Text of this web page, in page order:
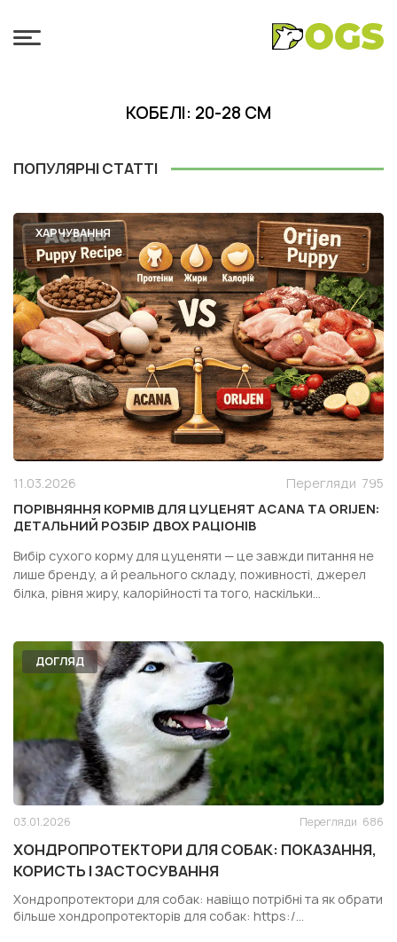
КОБЕЛІ: 20-28 СМ
ПОПУЛЯРНІ СТАТТІ
ХАРЧУВАННЯ
11.03.2026 Перегляди 795
ПОРІВНЯННЯ КОРМІВ ДЛЯ ЦУЦЕНЯТ ACANA ТА ORIJEN:
ДЕТАЛЬНИЙ РОЗБІР ДВОХ РАЦІОНІВ
Вибір сухого корму для цуценяти — це завжди питання не
лише бренду, а й реального складу, поживності, джерел
білка, рівня жиру, калорійності та того, наскільки
одного сегмента — Acana Puppy Recipe і Orijen Pupp...
ДОГЛЯД
03.01.2026 Перегляди 686
ХОНДРОПРОТЕКТОРИ ДЛЯ СОБАК: ПОКАЗАННЯ,
КОРИСТЬ І ЗАСТОСУВАННЯ
Хондропротектори для собак: навіщо потрібні та як обрати
більше хондропротекторів для собак: https:/...